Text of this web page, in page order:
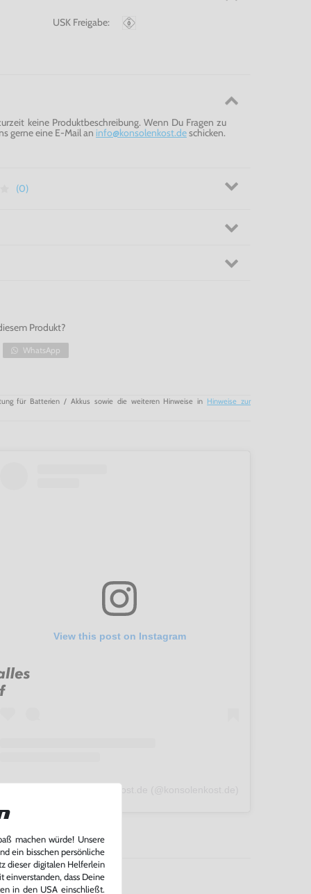
USK Freigabe:
keine Produktbeschreibung. Wenn Du Fragen zu
gerne eine E-Mail an info@konsolenkost.deschicken.
(0)
Produkt?
WhatsApp
für Batterien / Akkus sowie die weiteren Hinweise in Hinweise zur
View this post on Instagram
machen würde! Unsere
ein bisschen persönliche
dieser digitalen Helferlein
einverstanden, dass Deine
in den USA einschließt.